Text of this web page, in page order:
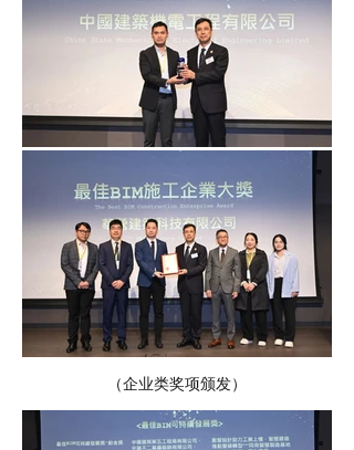
（企业类奖项颁发）